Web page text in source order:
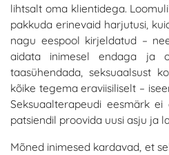
lihtsalt oma klientidega.
pakkuda erinevaid harjutusi,
nagu eespool kirjeldatud –
aidata inimesel endaga ja
taasühendada, seksuaalsust
kõike tegema eraviisiliselt –
Seksuaalterapeudi eesmärk
patsiendil proovida uusi asju ja
Mõned inimesed kardavad, et